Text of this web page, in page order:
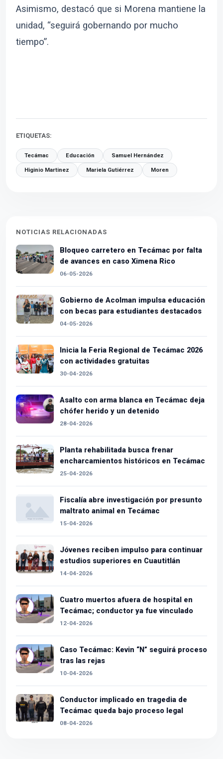
Asimismo, destacó que si Morena mantiene la
unidad, “seguirá gobernando por mucho
tiempo”.
ETIQUETAS:
Tecámac Educación Samuel Hernández
Higinio Martinez Mariela Gutiérrez Moren
NOTICIAS RELACIONADAS
Bloqueo carretero en Tecámac por falta
de avances en caso Ximena Rico
06-05-2026
Gobierno de Acolman impulsa educación
con becas para estudiantes destacados
04-05-2026
Inicia la Feria Regional de Tecámac 2026
con actividades gratuitas
30-04-2026
Asalto con arma blanca en Tecámac deja
chófer herido y un detenido
28-04-2026
Planta rehabilitada busca frenar
encharcamientos históricos en Tecámac
25-04-2026
Fiscalía abre investigación por presunto
maltrato animal en Tecámac
15-04-2026
Jóvenes reciben impulso para continuar
estudios superiores en Cuautitlán
14-04-2026
Cuatro muertos afuera de hospital en
Tecámac; conductor ya fue vinculado
12-04-2026
Caso Tecámac: Kevin “N” seguirá proceso
tras las rejas
10-04-2026
Conductor implicado en tragedia de
Tecámac queda bajo proceso legal
08-04-2026